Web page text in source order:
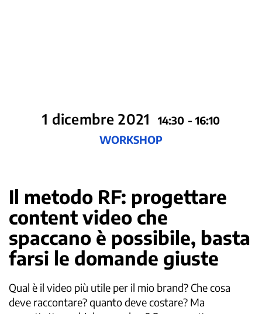
1 dicembre 2021
14:30 - 16:10
WORKSHOP
Il metodo RF: progettare
content video che
spaccano è possibile, basta
farsi le domande giuste
Qual è il video più utile per il mio brand? Che cosa
deve raccontare? quanto deve costare? Ma